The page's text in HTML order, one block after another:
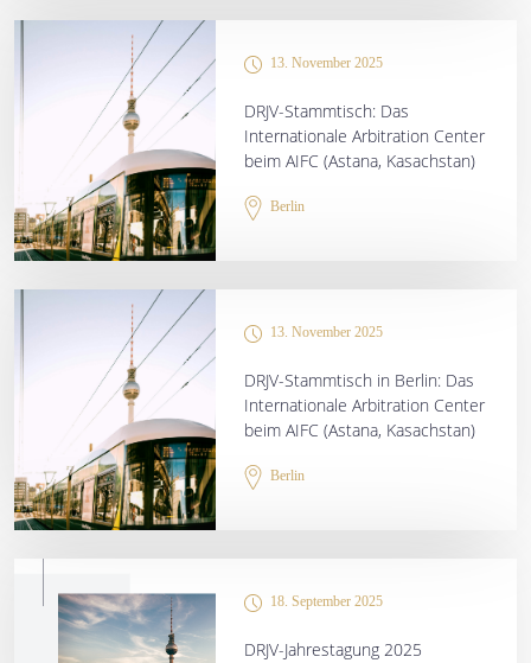
13. November 2025
DRJV-Stammtisch: Das
Internationale Arbitration Center
beim AIFC (Astana, Kasachstan)
Berlin
13. November 2025
DRJV-Stammtisch in Berlin: Das
Internationale Arbitration Center
beim AIFC (Astana, Kasachstan)
Berlin
18. September 2025
DRJV-Jahrestagung 2025